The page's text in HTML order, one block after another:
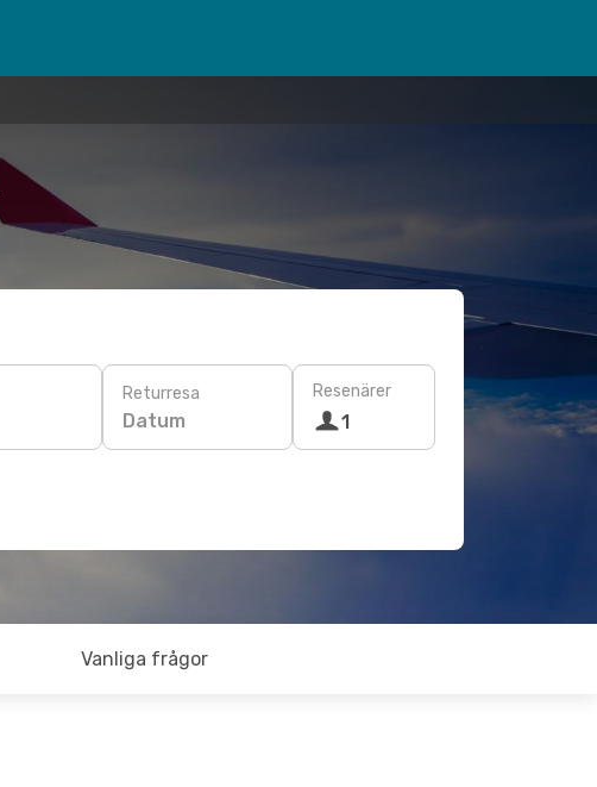
Returresa
Datum
Resenärer
1
Vanliga frågor